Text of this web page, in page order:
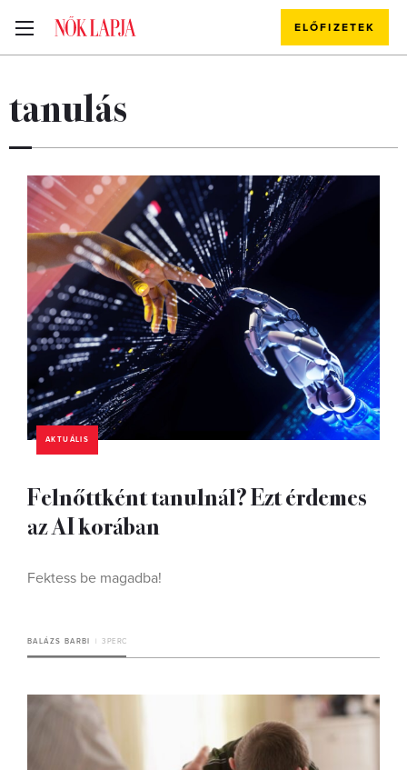
ELŐFIZETEK
tanulás
AKTUÁLIS
Felnőttként tanulnál? Ezt érdemes
az AI korában
Fektess be magadba!
BALÁZS BARBI 3 PERC